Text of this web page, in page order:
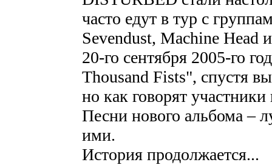
часто едут в тур с
Sevendust, Machine Head
20-го сентября 2005-го
Thousand Fists", спустя
но как говорят
Песни нового альбома –
ими.
История продолжается...